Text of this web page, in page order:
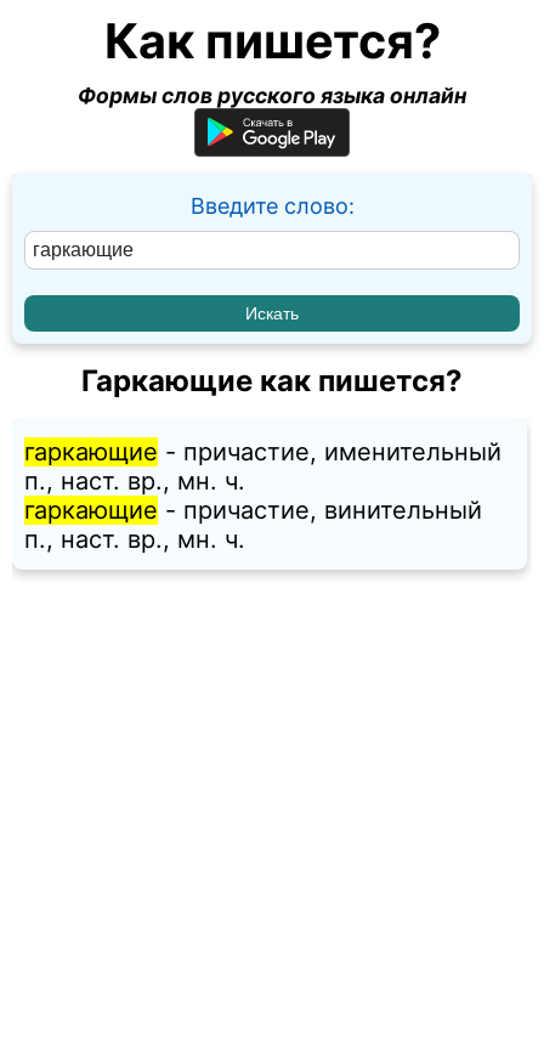
Как пишется?
Формы слов русского языка онлайн
Введите слово:
Гаркающие как пишется?
гаркающие - причастие, именительный
п., наст. вр., мн. ч.
гаркающие - причастие, винительный
п., наст. вр., мн. ч.